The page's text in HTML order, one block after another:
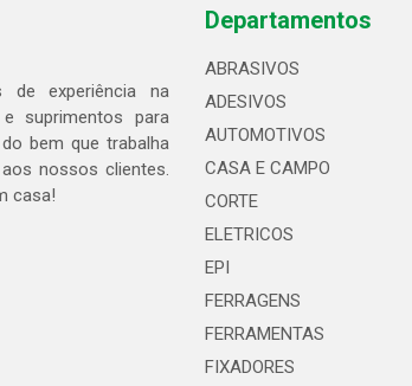
experiência na
suprimentos para
bem que trabalha
nossos clientes.
casa!
Departamentos
ABRASIVOS
ADESIVOS
AUTOMOTIVOS
CASA E CAMPO
CORTE
ELETRICOS
EPI
FERRAGENS
FERRAMENTAS
FIXADORES